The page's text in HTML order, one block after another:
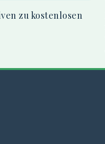
zu kostenlosen